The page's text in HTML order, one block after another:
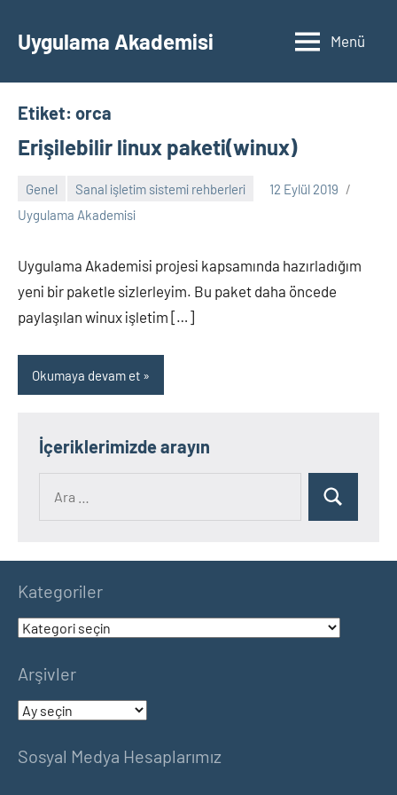
geçUygulama Akademisi Menü
Etiket: orca
Erişilebilir linux paketi(winux)
Genel Sanal işletim sistemi rehberleri
12 Eylül 2019
Uygulama Akademisi
Yorum
Uygulama Akademisi projesi kapsamında hazırladığım
yeni bir paketle sizlerleyim. Bu paket daha öncede
paylaşılan winux işletim […]
Okumaya devam et
İçeriklerimizde arayın
Ara
Kategoriler
Kategoriler
Arşivler
Arşivler
Sosyal Medya Hesaplarımız